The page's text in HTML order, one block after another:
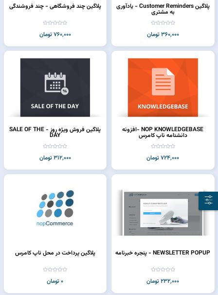
پلاگین Customer Reminders - یادآوری
به مشتری
360,000 تومان
پلاگین چند فروشگاهی - چند فروشندگی
760,000 تومان
NOP KNOWLEDGEBASE -افزونه
دانشنامه ناپ کامرس
724,000 تومان
پلاگین فروش ویژه روز - SALE OF THE
DAY
312,000 تومان
NEWSLETTER POPUP - پنجره خبرنامه
232,000 تومان
پلاگین پرداخت در محل ناپ کامرس
0 تومان